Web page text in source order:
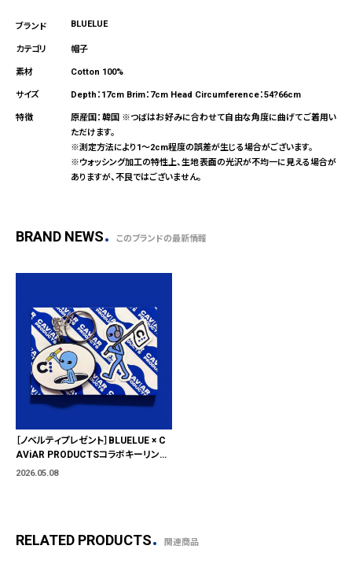
BLUELUE
帽子
Cotton 100%
Depth：17cm Brim：7cm Head Circumference：54?66cm
原産国：韓国 ※つばはお好みに合わせて自由な角度に曲げてご着用い
ただけます。
※測定方法により1～2cm程度の誤差が生じる場合がございます。
※ウォッシング加工の特性上、生地表面の光沢が不均一に見える場合が
ありますが、不良ではございません。
BRAND NEWS このブランドの最新情報
［ノベルティプレゼント］BLUELUE × C
AViAR PRODUCTSコラボキーリング
＆ステッカーセット
2026.05.08
RELATED PRODUCTS 関連商品